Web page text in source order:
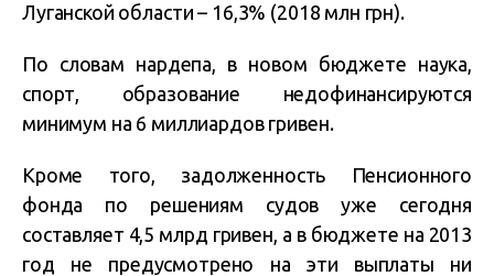
Луганской области – 16,3% (2018 млн грн).
По словам нардепа, в новом бюджете наука,
спорт, образование недофинансируются
минимум на 6 миллиардов гривен.
Кроме того, задолженность Пенсионного
фонда по решениям судов уже сегодня
составляет 4,5 млрд гривен, а в бюджете на 2013
год не предусмотрено на эти выплаты ни